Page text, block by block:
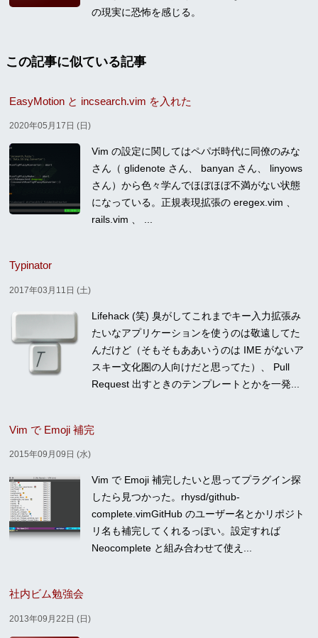
の現実に恐怖を感じる。
この記事に似ている記事
EasyMotion と incsearch.vim を入れた
2020年05月17日 (日)
Vim の設定に関してはペパボ時代に同僚のみな
さん（ glidenote さん、 banyan さん、 linyows
さん）から色々学んでほぼほぼ不満がない状態
になっている。正規表現拡張の eregex.vim 、
rails.vim 、 ...
Typinator
2017年03月11日 (土)
Lifehack (笑) 臭がしてこれまでキー入力拡張み
たいなアプリケーションを使うのは敬遠してた
んだけど（そもそもああいうのは IME がないア
スキー文化圏の人向けだと思ってた）、 Pull
Request 出すときのテンプレートとかを一発...
Vim で Emoji 補完
2015年09月09日 (水)
Vim で Emoji 補完したいと思ってプラグイン探
したら見つかった。rhysd/github-
complete.vimGitHub のユーザー名とかリポジト
リ名も補完してくれるっぽい。設定すれば
Neocomplete と組み合わせて使え...
社内ビム勉強会
2013年09月22日 (日)